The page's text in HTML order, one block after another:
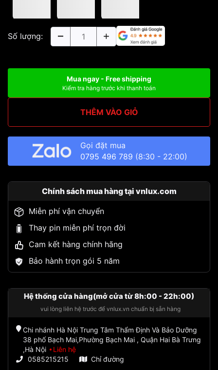
Số lượng:
Mua ngay - Free shipping
Kiểm tra hàng trước khi thanh toán
THÊM VÀO GIỎ
Gọi đặt mua
0795 496 789 (8:30 - 22:00)
Chính sách mua hàng tại vnlux.com
Miễn phí vận chuyển
Thay pin miễn phí trọn đời
Cam kết hàng chính hãng
Bảo hành trọn gói 5 năm
Hệ thống cửa hàng(mở cửa từ 8h:00 - 22h:00)
vui lòng liên hệ trước để vnlux.vn chuẩn bị sẵn hàng
Chi nhánh Hà Nội Trung Tâm Thẩm Định Và Bảo Dưỡng
38 phố Bạch Mai,Phường Bạch Mai , Quận Hai Bà Trưng
,Hà Nội
Liên hệ
0585215215
Chỉ đường